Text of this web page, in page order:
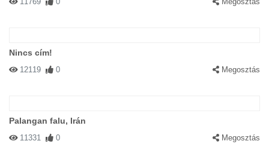
Nincs cím!
12119 0 Megosztás
Palangan falu, Irán
11331 0 Megosztás